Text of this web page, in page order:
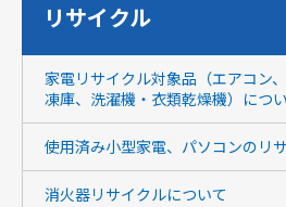
リサイクル
家電リサイクル対象品（エアコン
凍庫、洗濯機・衣類乾燥機）につ
使用済み小型家電、パソコンのリ
消火器リサイクルについて